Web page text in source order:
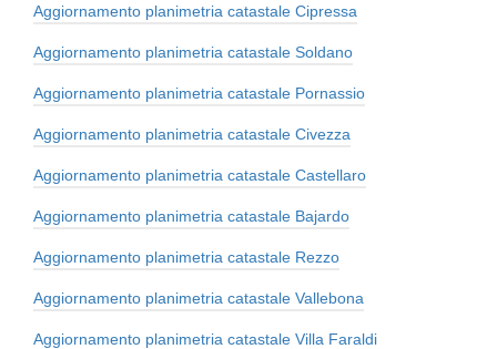
Aggiornamento planimetria catastale Cipressa
Aggiornamento planimetria catastale Soldano
Aggiornamento planimetria catastale Pornassio
Aggiornamento planimetria catastale Civezza
Aggiornamento planimetria catastale Castellaro
Aggiornamento planimetria catastale Bajardo
Aggiornamento planimetria catastale Rezzo
Aggiornamento planimetria catastale Vallebona
Aggiornamento planimetria catastale Villa Faraldi